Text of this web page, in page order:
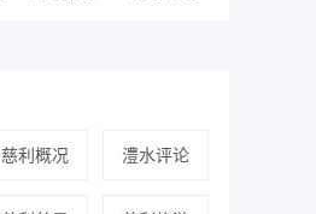
慈利概况 澧水评论